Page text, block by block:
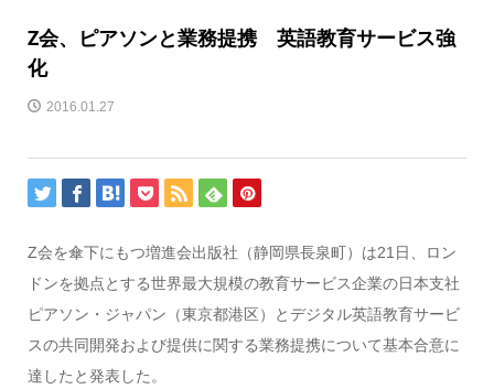
Z会、ピアソンと業務提携 英語教育サービス強
化
2016.01.27
Z会を傘下にもつ増進会出版社（静岡県長泉町）は21日、ロン
ドンを拠点とする世界最大規模の教育サービス企業の日本支社
ピアソン・ジャパン（東京都港区）とデジタル英語教育サービ
スの共同開発および提供に関する業務提携について基本合意に
達したと発表した。